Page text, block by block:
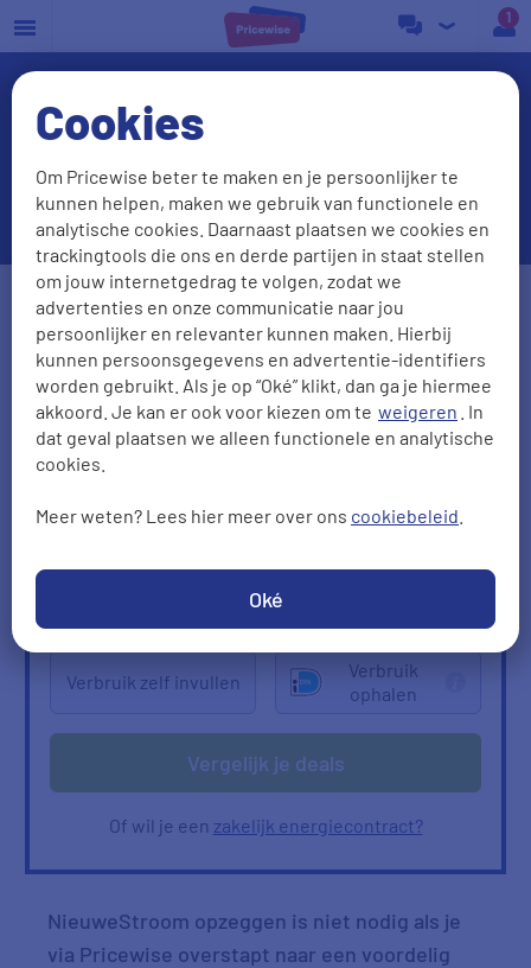
Cookies
Om Pricewise beter te maken en je persoonlijker te
kunnen helpen, maken we gebruik van functionele en
analytische cookies. Daarnaast plaatsen we cookies en
trackingtools die ons en derde partijen in staat stellen
om jouw internetgedrag te volgen, zodat we
advertenties en onze communicatie naar jou
persoonlijker en relevanter kunnen maken. Hierbij
kunnen persoonsgegevens en advertentie-identifiers
worden gebruikt. Als je op “Oké” klikt, dan ga je hiermee
akkoord. Je kan er ook voor kiezen om te weigeren . In
dat geval plaatsen we alleen functionele en analytische
cookies.
Meer weten? Lees hier meer over ons cookiebeleid
Oké
a
NieuweStroom opzeggen:
niet nodig als je overstapt via
Pricewise
Postcode Huisnr. + Toev.
Huidige leverancier
Vergelijk je deals
Of wil je een zakelijk energiecontract?
Verbruik zelf invullen
Verbruik
ophalen
NieuweStroom opzeggen is niet nodig als je
via Pricewise overstapt naar een voordelig